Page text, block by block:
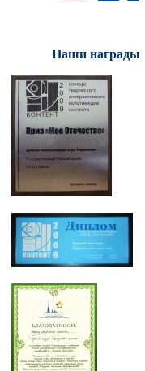
Наши награды